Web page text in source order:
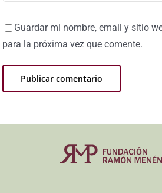
Guardar mi nombre, email y sitio
para la próxima vez que comente.